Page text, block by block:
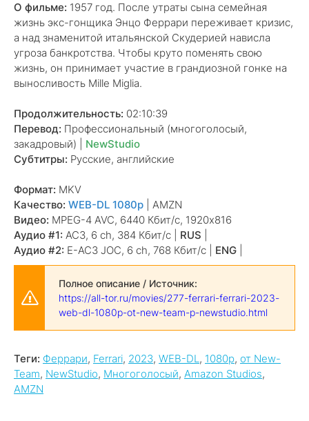
О фильме: 1957 год. После утраты сына семейная
жизнь экс-гонщика Энцо Феррари переживает кризис,
а над знаменитой итальянской Скудерией нависла
угроза банкротства. Чтобы круто поменять свою
жизнь, он принимает участие в грандиозной гонке на
выносливость Mille Miglia.
Продолжительность: 02:10:39
Перевод: Профессиональный (многоголосый,
закадровый) | NewStudio
Субтитры: Русские, английские
Формат: MKV
Качество: WEB-DL 1080p | AMZN
Видео: MPEG-4 AVC, 6440 Кбит/с, 1920x816
Аудио #1: AC3, 6 ch, 384 Кбит/с | RUS
Аудио #2: E-AC3 JOC, 6 ch, 768 Кбит/с | ENG
Полное описание / Источник:
https://all-tor.ru/movies/277-ferrari-ferrari-2023-
web-dl-1080p-ot-new-team-p-newstudio.html
Теги: Феррари, Ferrari, 2023, WEB-DL, 1080p, от New-
Team, NewStudio, Многоголосый, Amazon Studios,
AMZN